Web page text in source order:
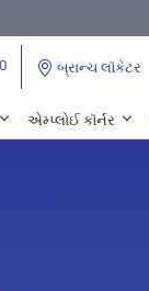
બ્રાન્ચ લૉકેટર
એમ્પ્લોઈ કૉર્નર